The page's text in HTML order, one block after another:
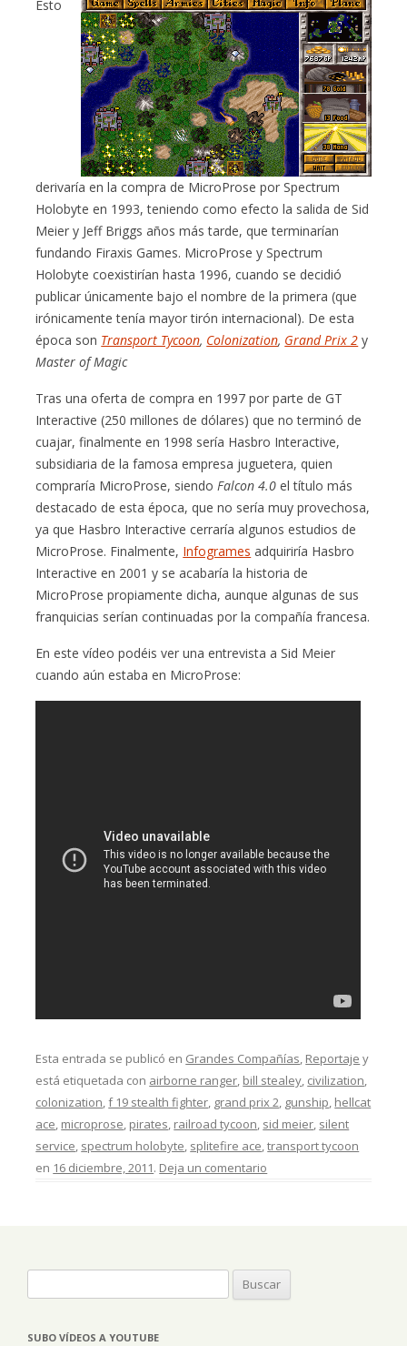
Esto
derivaría en la compra de MicroProse por Spectrum
Holobyte en 1993, teniendo como efecto la salida de Sid
Meier y Jeff Briggs años más tarde, que terminarían
fundando Firaxis Games. MicroProse y Spectrum
Holobyte coexistirían hasta 1996, cuando se decidió
publicar únicamente bajo el nombre de la primera (que
irónicamente tenía mayor tirón internacional). De esta
época son Transport Tycoon, Colonization, Grand Prix 2 y
Master of Magic
Tras una oferta de compra en 1997 por parte de GT
Interactive (250 millones de dólares) que no terminó de
cuajar, finalmente en 1998 sería Hasbro Interactive,
subsidiaria de la famosa empresa juguetera, quien
compraría MicroProse, siendoFalcon 4.0 el título más
destacado de esta época, que no sería muy provechosa,
ya que Hasbro Interactive cerraría algunos estudios de
MicroProse. Finalmente, Infogrames adquiriría Hasbro
Interactive en 2001 y se acabaría la historia de
MicroProse propiamente dicha, aunque algunas de sus
franquicias serían continuadas por la compañía francesa.
En este vídeo podéis ver una entrevista a Sid Meier
cuando aún estaba en MicroProse:
Esta entrada se publicó en Grandes Compañías, Reportaje y
está etiquetada con airborne ranger, bill stealey, civilization,
colonization,f 19 stealth fighter, grand prix 2, gunship, hellcat
ace, microprose, pirates, railroad tycoon, sid meier, silent
service, spectrum holobyte, splitefire ace,transport tycoon
en 16 diciembre, 2011. Deja un comentario
SUBO VÍDEOS A YOUTUBE